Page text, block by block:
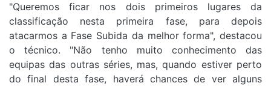
"Queremos ficar nos dois primeiros lugares da
classificação nesta primeira fase, para depois
atacarmos a Fase Subida da melhor forma", destacou
o técnico. "Não tenho muito conhecimento das
equipas das outras séries, mas, quando estiver perto
do final desta fase, haverá chances de ver alguns